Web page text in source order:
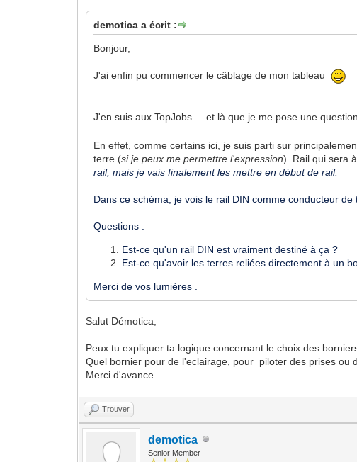
demotica a écrit :
Bonjour,
J'ai enfin pu commencer le câblage de mon tableau
J'en suis aux TopJobs ... et là que je me pose une
En effet, comme certains ici, je suis parti sur
terre (si je peux me permettre l'expression). Rail qui sera
rail, mais je vais finalement les mettre en début de rail.
Dans ce schéma, je vois le rail DIN comme conducteur
Questions :
Est-ce qu'un rail DIN est vraiment destiné à ça ?
Est-ce qu'avoir les terres reliées directement à un
Merci de vos lumières .
Salut Démotica,
Peux tu expliquer ta logique concernant le choix des
Quel bornier pour de l'eclairage, pour piloter des prises ou
Merci d'avance
Trouver
demotica
Senior Member